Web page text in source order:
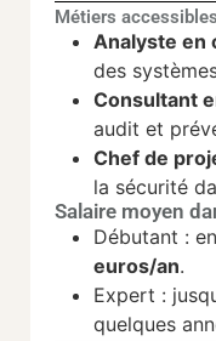
Métiers accessibles
Analyste en
des
Consultant
audit et
Chef de
la sécurité
Salaire moyen
Débutant :
euros/an.
Expert :
quelques